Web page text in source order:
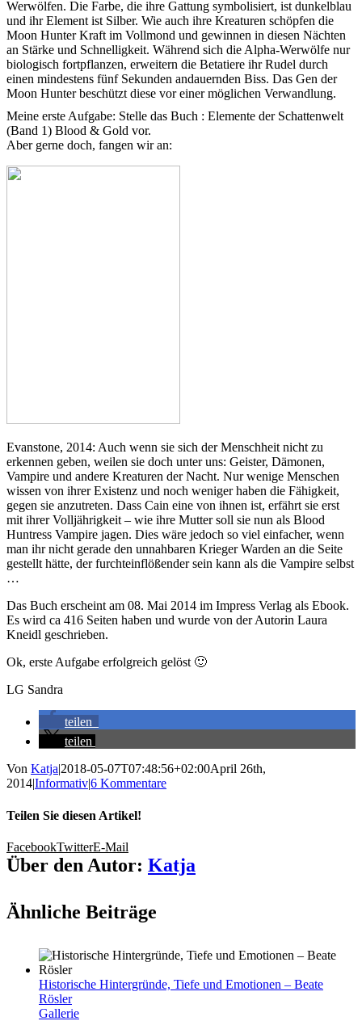
Werwölfen. Die Farbe, die ihre Gattung symbolisiert, ist dunkelblau
und ihr Element ist Silber. Wie auch ihre Kreaturen schöpfen die
Moon Hunter Kraft im Vollmond und gewinnen in diesen Nächten
an Stärke und Schnelligkeit. Während sich die Alpha-Werwölfe nur
biologisch fortpflanzen, erweitern die Betatiere ihr Rudel durch
einen mindestens fünf Sekunden andauernden Biss. Das Gen der
Moon Hunter beschützt diese vor einer möglichen Verwandlung.
Meine erste Aufgabe: Stelle das Buch : Elemente der Schattenwelt
(Band 1) Blood & Gold vor.
Aber gerne doch, fangen wir an:
Evanstone, 2014: Auch wenn sie sich der Menschheit nicht zu
erkennen geben, weilen sie doch unter uns: Geister, Dämonen,
Vampire und andere Kreaturen der Nacht. Nur wenige Menschen
wissen von ihrer Existenz und noch weniger haben die Fähigkeit,
gegen sie anzutreten. Dass Cain eine von ihnen ist, erfährt sie erst
mit ihrer Volljährigkeit – wie ihre Mutter soll sie nun als Blood
Huntress Vampire jagen. Dies wäre jedoch so viel einfacher, wenn
man ihr nicht gerade den unnahbaren Krieger Warden an die Seite
gestellt hätte, der furchteinflößender sein kann als die Vampire selbst
…
Das Buch erscheint am 08. Mai 2014 im Impress Verlag als Ebook.
Es wird ca 416 Seiten haben und wurde von der Autorin Laura
Kneidl geschrieben.
Ok, erste Aufgabe erfolgreich gelöst 🙂
LG Sandra
teilen
teilen
Von Katja|2018-05-07T07:48:56+02:00April 26th,
2014|Informativ|6 Kommentare
Teilen Sie diesen Artikel!
FacebookTwitterE-Mail
Über den Autor: Katja
Ähnliche Beiträge
Historische Hintergründe, Tiefe und Emotionen – Beate
Rösler
Gallerie